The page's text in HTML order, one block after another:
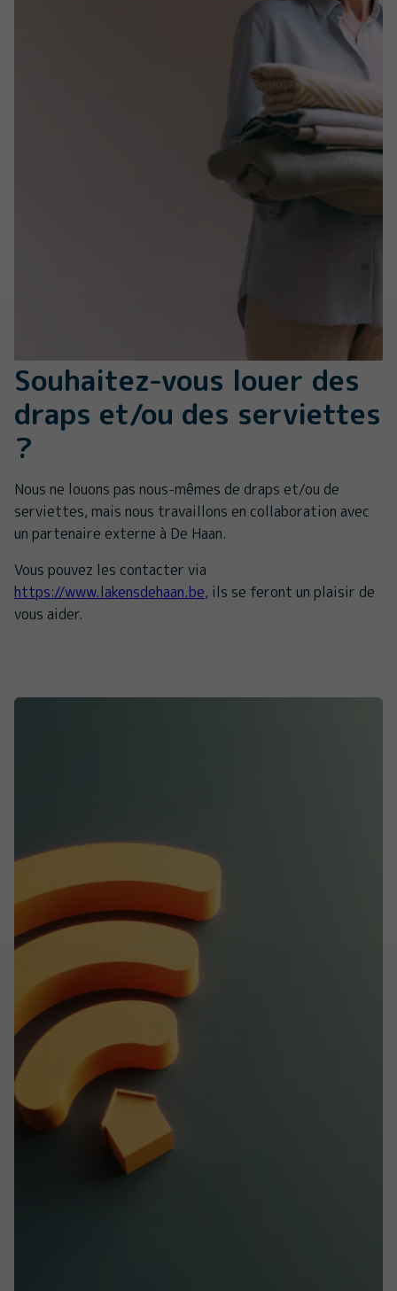
Souhaitez-vous louer des
draps et/ou des serviettes
?
Nous ne louons pas nous-mêmes de draps et/ou de
serviettes, mais nous travaillons en collaboration avec
un partenaire externe à De Haan.
Vous pouvez les contacter via
https://www.lakensdehaan.be, ils se feront un plaisir de
vous aider.